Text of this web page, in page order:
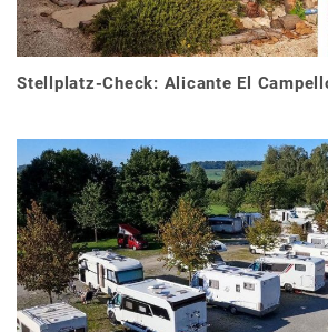
Stellplatz-Check: Alicante El